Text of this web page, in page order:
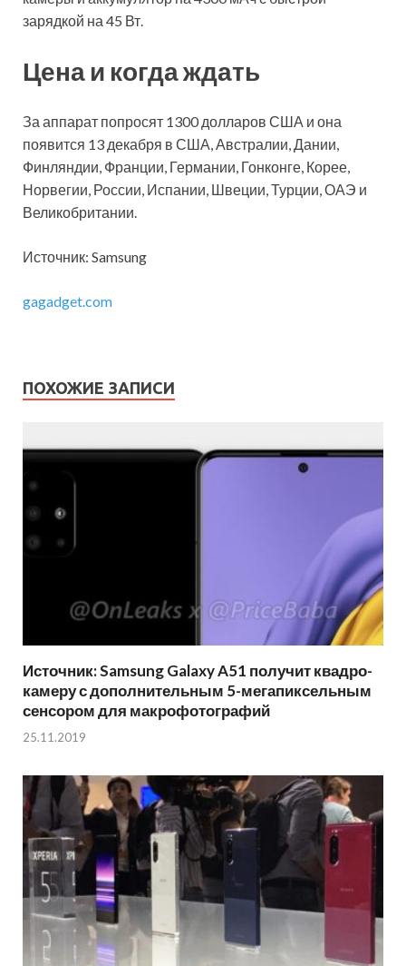
зарядкой на 45 Вт.
Цена и когда ждать
За аппарат попросят 1300 долларов США и она
появится 13 декабря в США, Австралии, Дании,
Финляндии, Франции, Германии, Гонконге, Корее,
Норвегии, России, Испании, Швеции, Турции, ОАЭ и
Великобритании.
Источник: Samsung
gagadget.com
ПОХОЖИЕ ЗАПИСИ
Источник: Samsung Galaxy A51 получит квадро-
камеру с дополнительным 5-мегапиксельным
сенсором для макрофотографий
25.11.2019